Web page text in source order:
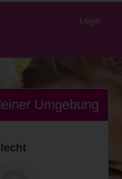
Login
Umgebung